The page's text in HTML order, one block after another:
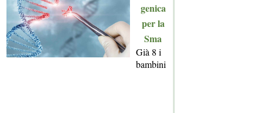
genica
per la
Sma
Già 8 i
bambini